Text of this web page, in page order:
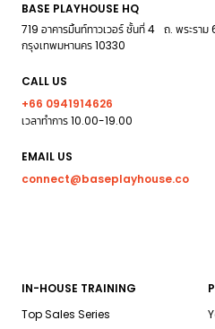
BASE PLAYHOUSE HQ
719 อาคารมิ้นท์ทาวเวอร์ ชั้นที่ 4 ถ. พระราม
กรุงเทพมหานคร 10330
CALL US
+66 0941914626
เวลาทำการ 10.00-19.00
EMAIL US
connect@baseplayhouse.co
IN-HOUSE TRAINING
Top Sales Series